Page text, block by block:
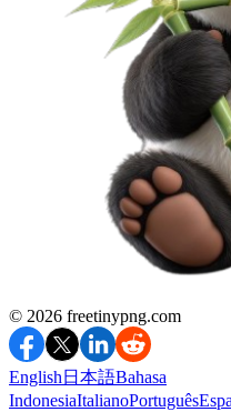
©️ 2026 freetinypng.com
English 日本語Bahasa
IndonesiaItalianoPortuguês